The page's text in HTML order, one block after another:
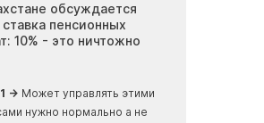
обсуждается
ставка пенсионных
10% - это ничтожно
→ Может управлять этими
нужно нормально а не